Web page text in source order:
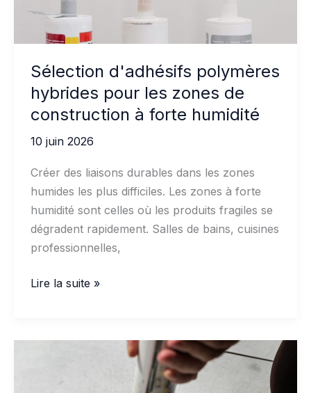
Sélection d'adhésifs polymères
hybrides pour les zones de
construction à forte humidité
10 juin 2026
Créer des liaisons durables dans les zones
humides les plus difficiles. Les zones à forte
humidité sont celles où les produits fragiles se
dégradent rapidement. Salles de bains, cuisines
professionnelles,
Sélection
hybrides
Lire la suite »